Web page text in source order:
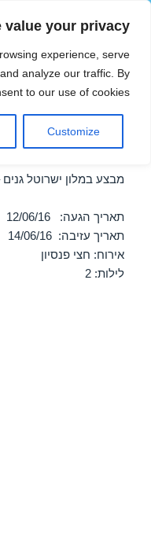
value your privacy
experience, serve
analyze our traffic. By
to our use of cookies.
Customize
הוטצימר
מבצע במלון
המלח 12/06/2016
מבצע במלון ישרוטל
תאריך הגעה: 12/06/16
תאריך עזיבה: 14/06/16
אירוח: חצי פנסיון
לילות: 2